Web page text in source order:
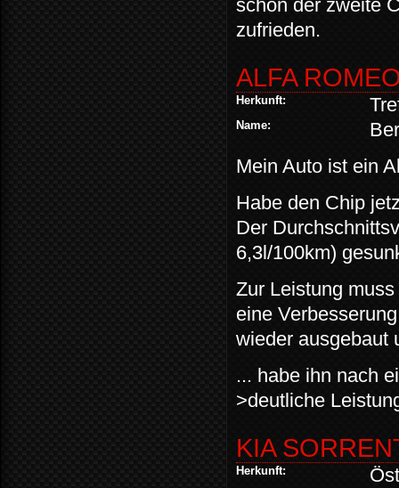
schon der zweite
zufrieden.
ALFA
Herkunft:
Name:
Mein Auto ist ein
Habe den Chip
Der
6,3l/100km)
Zur Leistung
eine
wieder ausgebaut
... habe ihn nach
>deutliche
KIA
Herkunft: